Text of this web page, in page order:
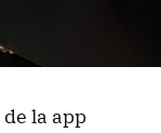
la app